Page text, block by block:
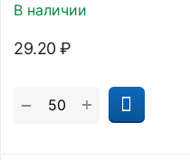
В наличии
29.20 ₽
+
−